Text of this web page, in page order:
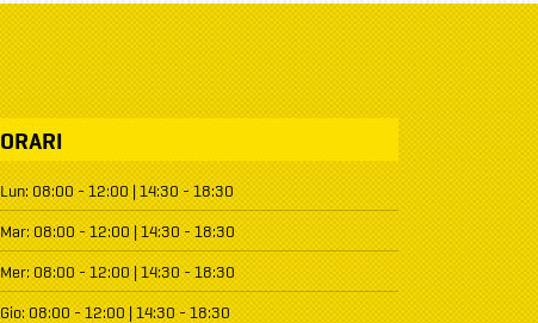
ORARI
Lun: 08:00 - 12:00 | 14:30 - 18:30
Mar: 08:00 - 12:00 | 14:30 - 18:30
Mer: 08:00 - 12:00 | 14:30 - 18:30
Gio: 08:00 - 12:00 | 14:30 - 18:30